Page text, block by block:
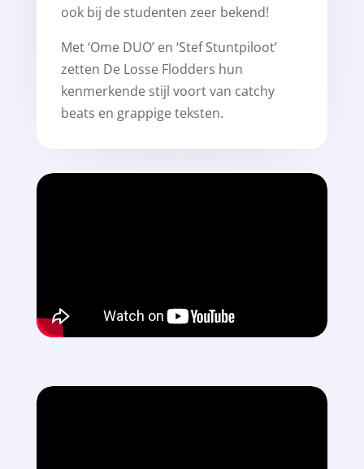
ook bij de studenten zeer bekend!
Met ‘Ome DUO’ en ‘Stef Stuntpiloot’
zetten De Losse Flodders hun
kenmerkende stijl voort van catchy
beats en grappige teksten.